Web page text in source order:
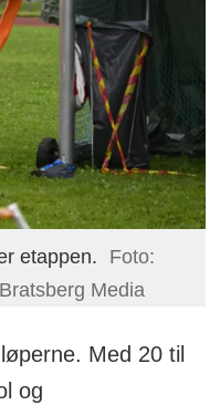
etappen.
Foto:
Media
Med 20 til
og